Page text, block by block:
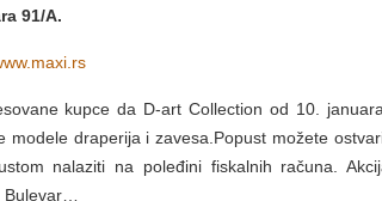
91/A.
kupce da D-art Collection od 10.
draperija i zavesa.Popust možete
nalaziti na poleđini fiskalnih računa.